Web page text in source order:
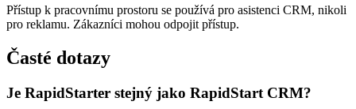
Přístup k pracovnímu prostoru se používá pro asistenci CRM, nikoli
pro reklamu. Zákazníci mohou odpojit přístup.
Časté dotazy
Je RapidStarter stejný jako RapidStart CRM?